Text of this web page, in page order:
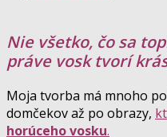
Nie všetko, čo sa
práve vosk tvorí
Moja tvorba má mnoho
domčekov až po obrazy,
horúceho vosku.